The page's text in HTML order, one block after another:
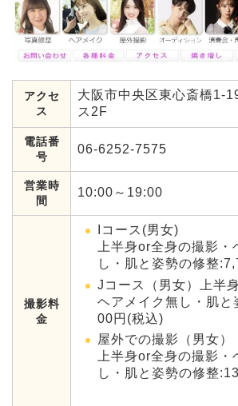
アクセ
ス
大阪市中央区東心斎橋1-
ス2F
電話番
号
06-6252-7575
営業時
間
10:00～19:00
撮影料
金
Iコース(男女)
上半身or全身の撮影・
し・肌と姿勢の修整
Jコース（男女）上半
ヘアメイク無し・肌と
00円(税込)
屋外での撮影（男女）
上半身or全身の撮影・
し・肌と姿勢の修整